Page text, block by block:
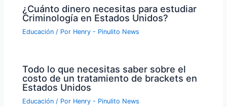
¿Cuánto dinero necesitas para estudiar
Criminología en Estados Unidos?
Educación / Por Henry - Pinulito News
Todo lo que necesitas saber sobre el
costo de un tratamiento de brackets en
Estados Unidos
Educación / Por Henry - Pinulito News